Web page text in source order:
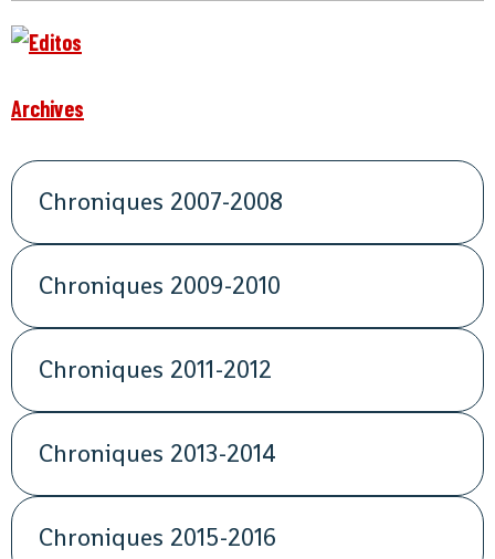
Archives
Chroniques 2007-2008
Chroniques 2009-2010
Chroniques 2011-2012
Chroniques 2013-2014
Chroniques 2015-2016